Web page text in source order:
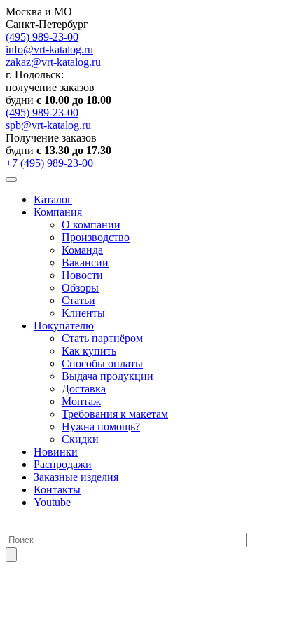
Москва и МО
Санкт-Петербург
(495) 989-23-00
info@vrt-katalog.ru
zakaz@vrt-katalog.ru
г. Подольск:
получение заказов
будни с 10.00 до 18.00
(495) 989-23-00
spb@vrt-katalog.ru
Получение заказов
будни с 13.30 до 17.30
+7 (495) 989-23-00
Каталог
Компания
О компании
Производство
Команда
Вакансии
Новости
Обзоры
Статьи
Клиенты
Покупателю
Стать партнёром
Как купить
Способы оплаты
Выдача продукции
Доставка
Монтаж
Требования к макетам
Нужна помощь?
Скидки
Новинки
Распродажи
Заказные изделия
Контакты
Youtube